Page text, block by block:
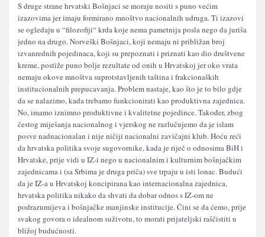
S druge strane hrvatski Bošnjaci se moraju nositi s puno većim
izazovima jer imaju formirano mnoštvo nacionalnih udruga. Ti izazovi
se ogledaju u “filozofiji“ krda koje nema pametnija posla nego da juriša
jedno na drugo. Norveški Bošnjaci, koji nemaju ni približan broj
izvanrednih pojedinaca, koji su prepoznati i priznati kao dio društvene
kreme, postiže puno bolje rezultate od onih u Hrvatskoj jer oko vrata
nemaju okove mnoštva suprotstavljenih taština i frakcionaških
institucionalnih prepucavanja. Problem nastaje, kao što je to bilo gdje
da se nalazimo, kada trebamo funkcionirati kao produktivna zajednica.
No, imamo iznimno produktivne i kvalitetne pojedince. Također, zbog
čestog miješanja nacionalnog i vjerskog ne razlučujemo da je islam
posve nadnacionalan i nije ničiji nacionalni zavičajni klub. Hoću reći
da hrvatska politika svoje sugovornike, kada je riječ o odnosima BiH i
Hrvatske, prije vidi u IZ-i nego u nacionalnim i kulturnim bošnjačkim
zajednicama i (sa Srbima je druga priča) sve trpaju u isti lonac. Budući
da je IZ-a u Hrvatskoj koncipirana kao internacionalna zajednica,
hrvatska politika nikako da shvati da dobar odnos s IZ-om ne
podrazumijeva i bošnjačke manjinske institucije. Čini se da ćemo, prije
svakog govora o idealnom suživotu, to morati prijateljski raščistiti u
bližoj budućnosti.